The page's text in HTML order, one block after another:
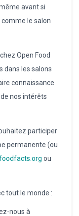
avant si
le salon
Open Food
dans les salons
connaissance
nos intérêts
participer
permanente (ou
ou
tout le monde :
nous à